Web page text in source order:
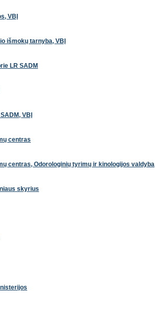
VBĮ
išmokų tarnyba, VBĮ
LR SADM
VBĮ
centras
centras, Odorologinių tyrimų ir kinologijos valdyba
skyrius